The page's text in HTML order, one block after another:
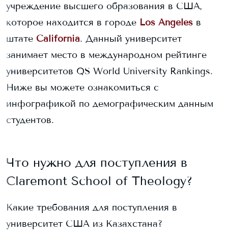
учреждение высшего образования в США,
которое находится в городе Los Angeles в
штате California. Данный университет
занимает место в международном рейтинге
университетов QS World University Rankings.
Ниже вы можете ознакомиться с
инфографикой по демографическим данным
студентов.
Что нужно для поступления в
Claremont School of Theology?
Какие требования для поступления в
университет США из Казахстана?